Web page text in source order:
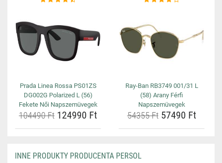
Prada Linea Rossa PS01ZS
DG002G Polarized L (56)
Fekete Női Napszemüvegek
104490 Ft 124990 Ft
Ray-Ban RB3749 001/31 L
(58) Arany Férfi
Napszemüvegek
54355 Ft57490 Ft
INNE PRODUKTY PRODUCENTA PERSOL